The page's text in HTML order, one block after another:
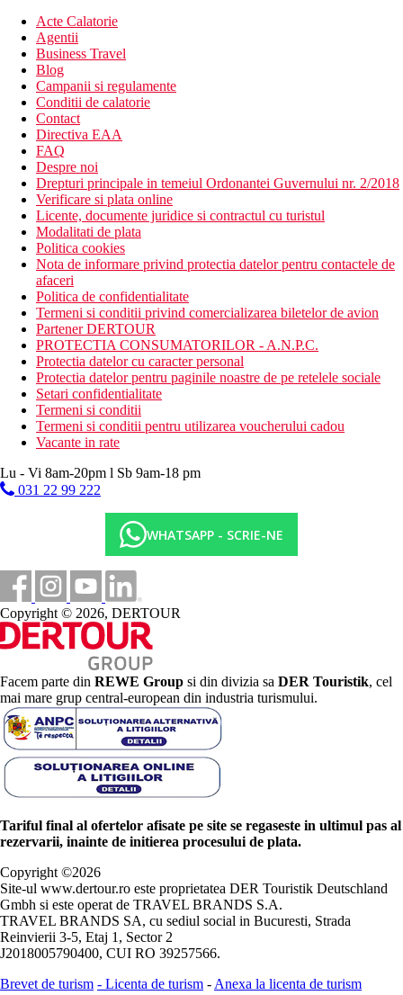
Acte Calatorie
Agentii
Business Travel
Blog
Campanii si regulamente
Conditii de calatorie
Contact
Directiva EAA
FAQ
Despre noi
Drepturi principale in temeiul Ordonantei Guvernului nr. 2/2018
Verificare si plata online
Licente, documente juridice si contractul cu turistul
Modalitati de plata
Politica cookies
Nota de informare privind protectia datelor pentru contactele de
afaceri
Politica de confidentialitate
Termeni si conditii privind comercializarea biletelor de avion
Partener DERTOUR
PROTECTIA CONSUMATORILOR - A.N.P.C.
Protectia datelor cu caracter personal
Protectia datelor pentru paginile noastre de pe retelele sociale
Setari confidentialitate
Termeni si conditii
Termeni si conditii pentru utilizarea voucherului cadou
Vacante in rate
Lu - Vi 8am-20pm l Sb 9am-18 pm
031 22 99 222
WHATSAPP - SCRIE-NE
Copyright © 2026, DERTOUR
Facem parte din REWE Group si din divizia sa DER Touristik, cel
mai mare grup central-european din industria turismului.
Tariful final al ofertelor afisate pe site se regaseste in ultimul pas al
rezervarii, inainte de initierea procesului de plata.
Copyright ©2026
Site-ul www.dertour.ro este proprietatea DER Touristik Deutschland
Gmbh si este operat de TRAVEL BRANDS S.A.
TRAVEL BRANDS SA, cu sediul social in Bucuresti, Strada
Reinvierii 3-5, Etaj 1, Sector 2
J2018005790400, CUI RO 39257566.
Brevet de turism - Licenta de turism - Anexa la licenta de turism